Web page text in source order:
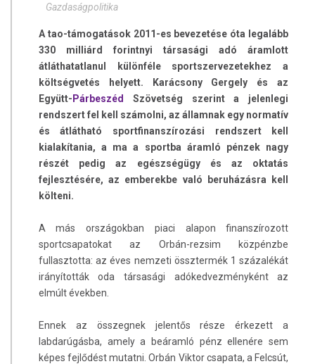
Gazdaságpolitika
A tao-támogatások 2011-es bevezetése óta legalább
330 milliárd forintnyi társasági adó áramlott
átláthatatlanul különféle sportszervezetekhez a
költségvetés helyett. Karácsony Gergely és az
Együtt- Párbeszéd
Szövetség szerint a jelenlegi
rendszert fel kell számolni, az államnak egy normatív
és átlátható sportfinanszírozási rendszert kell
kialakítania, a ma a sportba áramló pénzek nagy
részét pedig az egészségügy és az oktatás
fejlesztésére, az emberekbe való beruházásra kell
költeni.
A más országokban piaci alapon finanszírozott
sportcsapatokat az Orbán-rezsim közpénzbe
fullasztotta: az éves nemzeti össztermék 1 százalékát
irányították oda társasági adókedvezményként az
elmúlt években.
Ennek az összegnek jelentős része érkezett a
labdarúgásba, amely a beáramló pénz ellenére sem
képes fejlődést mutatni. Orbán Viktor csapata, a Felcsút,